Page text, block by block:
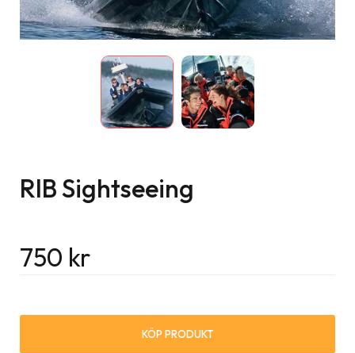
RIB Sightseeing
750 kr
KÖP PRODUKT